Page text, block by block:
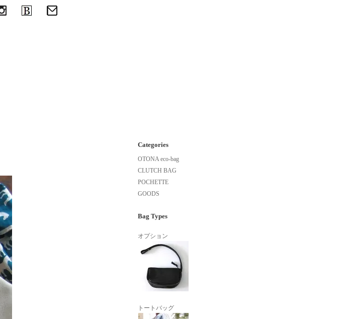
Categories
OTONA eco-bag
CLUTCH BAG
POCHETTE
GOODS
Bag Types
オプション
トートバッグ